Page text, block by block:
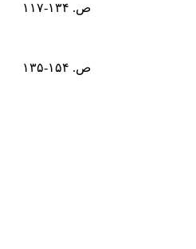
ص. ۱۳۴-۱۱۷
ص. ۱۵۴-۱۳۵